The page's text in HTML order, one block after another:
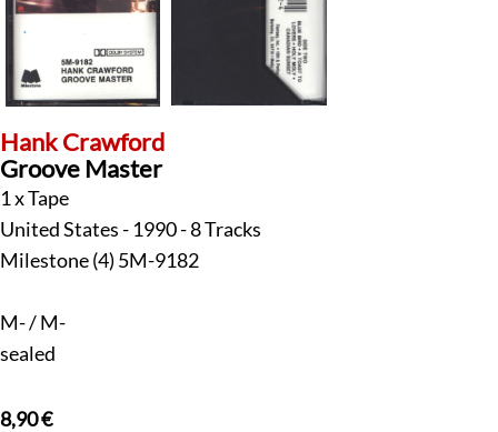
Hank Crawford
Groove Master
1 x Tape
United States - 1990 - 8 Tracks
Milestone (4) 5M-9182
M- / M-
sealed
8,90€